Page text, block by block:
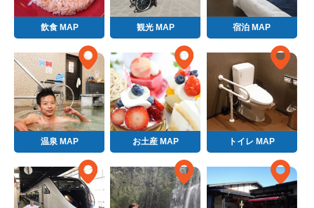
飲食 MAP 観光 MAP 宿泊 MAP
温泉 MAP お土産 MAP トイレ MAP